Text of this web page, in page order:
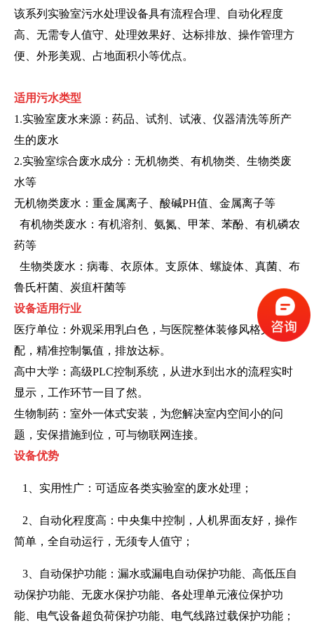
该系列实验室污水处理设备具有流程合理、自动化程度
高、无需专人值守、处理效果好、达标排放、操作管理方
便、外形美观、占地面积小等优点。
适用污水类型
1.实验室废水来源：药品、试剂、试液、仪器清洗等所产
生的废水
2.实验室综合废水成分：无机物类、有机物类、生物类废
水等
无机物类废水：重金属离子、酸碱PH值、金属离子等
有机物类废水：有机溶剂、氨氮、甲苯、苯酚、有机磷农
药等
生物类废水：病毒、衣原体。支原体、螺旋体、真菌、布
鲁氏杆菌、炭疽杆菌等
设备适用行业
医疗单位：外观采用乳白色，与医院整体装修风格完美搭
配，精准控制氯值，排放达标。
高中大学：高级PLC控制系统，从进水到出水的流程实时
显示，工作环节一目了然。
生物制药：室外一体式安装，为您解决室内空间小的问
题，安保措施到位，可与物联网连接。
设备优势
1 、实用性广：可适应各类实验室的废水处理；
2 、自动化程度高：中央集中控制，人机界面友好，操作
简单，全自动运行，无须专人值守；
3 、自动保护功能：漏水或漏电自动保护功能、高低压自
动保护功能、无废水保护功能、各处理单元液位保护功
能、电气设备超负荷保护功能、电气线路过载保护功能；